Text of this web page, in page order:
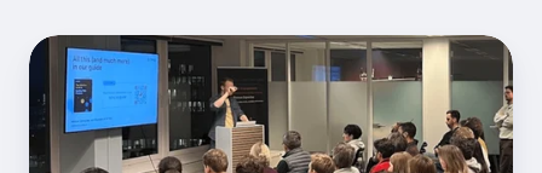
In-
company
Trainingen: